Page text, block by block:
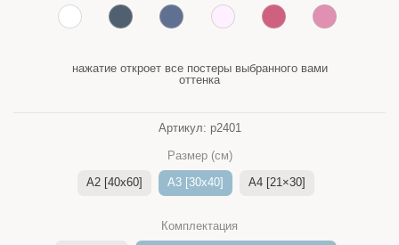
нажатие откроет все постеры выбранного вами
оттенка
Артикул: p2401
Размер (см)
A2 [40x60]
A3 [30x40] A4 [21×30]
Комплектация